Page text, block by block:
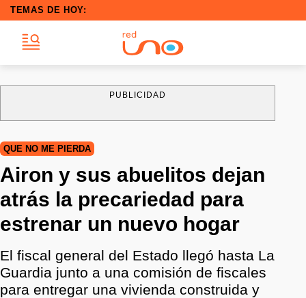
TEMAS DE HOY:
PUBLICIDAD
QUE NO ME PIERDA
Airon y sus abuelitos dejan
atrás la precariedad para
estrenar un nuevo hogar
El fiscal general del Estado llegó hasta La
Guardia junto a una comisión de fiscales
para entregar una vivienda construida y